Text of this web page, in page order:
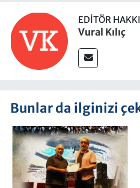
EDITÖR
Vural Kılıç
Bunlar da ilginizi